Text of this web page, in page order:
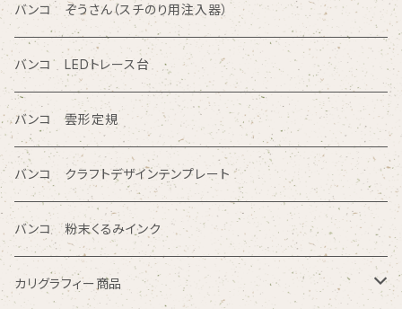
カタカナ入りテンプレート定規
図面レイアウト/ 専門チャート/その他テンプレート定規
商品シリーズ名から検索
SE型
80型
プチプレート型
読み取り定規
ツイン定規
ノートブックテンプレート ルーラースリム
カリグラフィガイドライン定規
オレフィン系樹脂
バンコ ぞうさん（スチのり用注入器）
バンコ LEDトレース台
バンコ 雲形定規
バンコ クラフトデザインテンプレート
バンコ 粉末くるみインク
カリグラフィー商品